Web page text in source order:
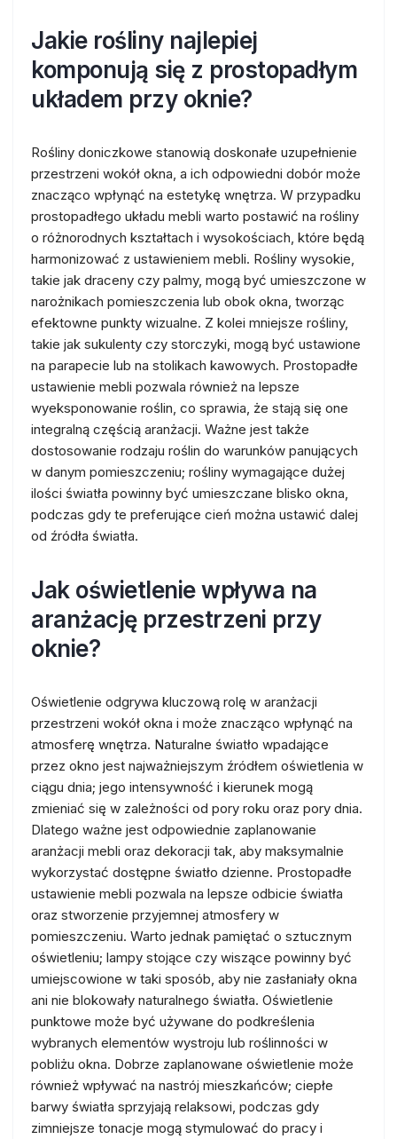
Jakie rośliny najlepiej
komponują się z prostopadłym
układem przy oknie?
Rośliny doniczkowe stanowią doskonałe uzupełnienie
przestrzeni wokół okna, a ich odpowiedni dobór może
znacząco wpłynąć na estetykę wnętrza. W przypadku
prostopadłego układu mebli warto postawić na rośliny
o różnorodnych kształtach i wysokościach, które będą
harmonizować z ustawieniem mebli. Rośliny wysokie,
takie jak draceny czy palmy, mogą być umieszczone w
narożnikach pomieszczenia lub obok okna, tworząc
efektowne punkty wizualne. Z kolei mniejsze rośliny,
takie jak sukulenty czy storczyki, mogą być ustawione
na parapecie lub na stolikach kawowych. Prostopadłe
ustawienie mebli pozwala również na lepsze
wyeksponowanie roślin, co sprawia, że stają się one
integralną częścią aranżacji. Ważne jest także
dostosowanie rodzaju roślin do warunków panujących
w danym pomieszczeniu; rośliny wymagające dużej
ilości światła powinny być umieszczane blisko okna,
podczas gdy te preferujące cień można ustawić dalej
od źródła światła.
Jak oświetlenie wpływa na
aranżację przestrzeni przy
oknie?
Oświetlenie odgrywa kluczową rolę w aranżacji
przestrzeni wokół okna i może znacząco wpłynąć na
atmosferę wnętrza. Naturalne światło wpadające
przez okno jest najważniejszym źródłem oświetlenia w
ciągu dnia; jego intensywność i kierunek mogą
zmieniać się w zależności od pory roku oraz pory dnia.
Dlatego ważne jest odpowiednie zaplanowanie
aranżacji mebli oraz dekoracji tak, aby maksymalnie
wykorzystać dostępne światło dzienne. Prostopadłe
ustawienie mebli pozwala na lepsze odbicie światła
oraz stworzenie przyjemnej atmosfery w
pomieszczeniu. Warto jednak pamiętać o sztucznym
oświetleniu; lampy stojące czy wiszące powinny być
umiejscowione w taki sposób, aby nie zasłaniały okna
ani nie blokowały naturalnego światła. Oświetlenie
punktowe może być używane do podkreślenia
wybranych elementów wystroju lub roślinności w
pobliżu okna. Dobrze zaplanowane oświetlenie może
również wpływać na nastrój mieszkańców; ciepłe
barwy światła sprzyjają relaksowi, podczas gdy
zimniejsze tonacje mogą stymulować do pracy i